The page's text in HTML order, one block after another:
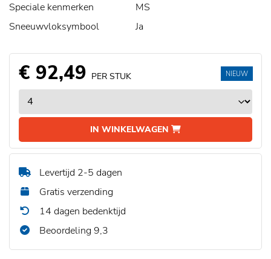
Speciale kenmerken
MS
Sneeuwvloksymbool
Ja
€ 92,49 PER STUK
IN WINKELWAGEN
NIEUW
Levertijd 2-5 dagen
Gratis verzending
14 dagen bedenktijd
Beoordeling 9,3